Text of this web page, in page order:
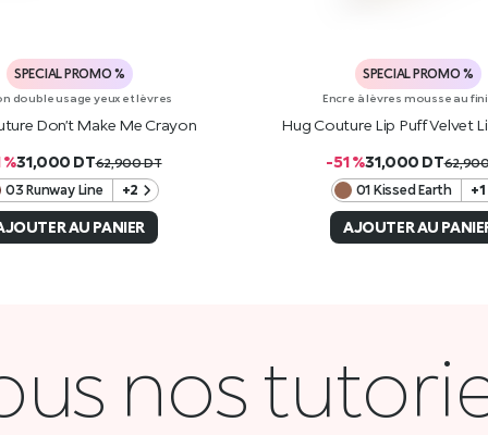
SPECIAL PROMO %
double usage yeux et lèvres
Don’t Make Me Crayon
%31,000 DT62,900DT
03 Runway Line +2
AU PANIER
SPECIAL PROMO %
Encre à lèvres mousse au
Hug Couture Lip Puff Velvet
-51 %31,000 DT
01 Kissed Earth +1
AJOUTER AU
nos